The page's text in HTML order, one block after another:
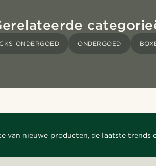
ONDERGOED ONDERGOED
van nieuwe producten, de laatste trends